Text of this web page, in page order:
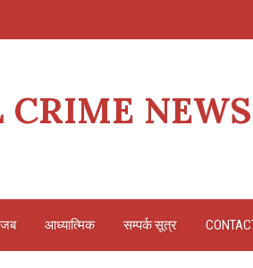
NEWS
आध्यात्मिक सम्पर्क सूत्र